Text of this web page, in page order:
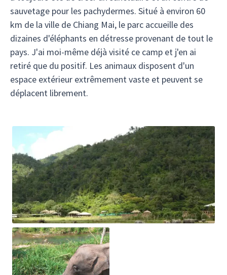
sauvetage pour les pachydermes. Situé à environ 60
km de la ville de Chiang Mai, le parc accueille des
dizaines d'éléphants en détresse provenant de tout le
pays. J'ai moi-même déjà visité ce camp et j'en ai
retiré que du positif. Les animaux disposent d'un
espace extérieur extrêmement vaste et peuvent se
déplacent librement.